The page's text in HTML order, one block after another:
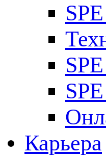
Карьера